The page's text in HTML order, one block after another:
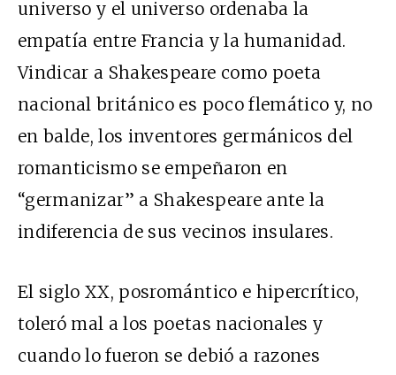
universo y el universo ordenaba la
empatía entre Francia y la humanidad.
Vindicar a Shakespeare como poeta
nacional británico es poco flemático y, no
en balde, los inventores germánicos del
romanticismo se empeñaron en
“germanizar” a Shakespeare ante la
indiferencia de sus vecinos insulares.
El siglo XX, posromántico e hipercrítico,
toleró mal a los poetas nacionales y
cuando lo fueron se debió a razones